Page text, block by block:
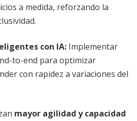
a medida, reforzando la
con IA: Implementar
to-end para optimizar
con rapidez a variaciones del
mayor agilidad y capacidad